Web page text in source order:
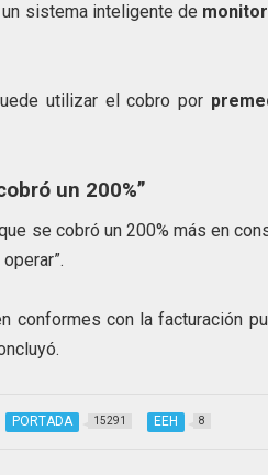
sistema inteligente de
utilizar el cobro por
un 200%”
se cobró un 200% más en
conformes con la facturación
PORTADA 15291 EEH 8